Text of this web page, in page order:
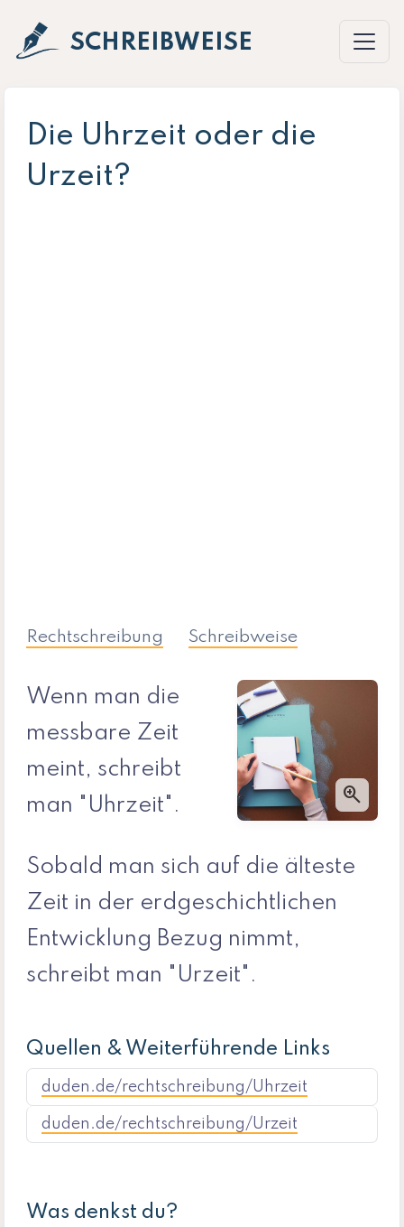
SCHREIBWEISE
Die Uhrzeit oder die
Urzeit?
Rechtschreibung Schreibweise
zoom_in
Wenn man die
messbare Zeit
meint, schreibt
man "Uhrzeit".
Sobald man sich auf die älteste
Zeit in der erdgeschichtlichen
Entwicklung Bezug nimmt,
schreibt man "Urzeit".
Quellen & Weiterführende Links
duden.de/rechtschreibung/Uhrzeit
duden.de/rechtschreibung/Urzeit
Was denkst du?